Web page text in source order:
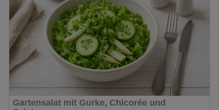
(6 Bewertung)